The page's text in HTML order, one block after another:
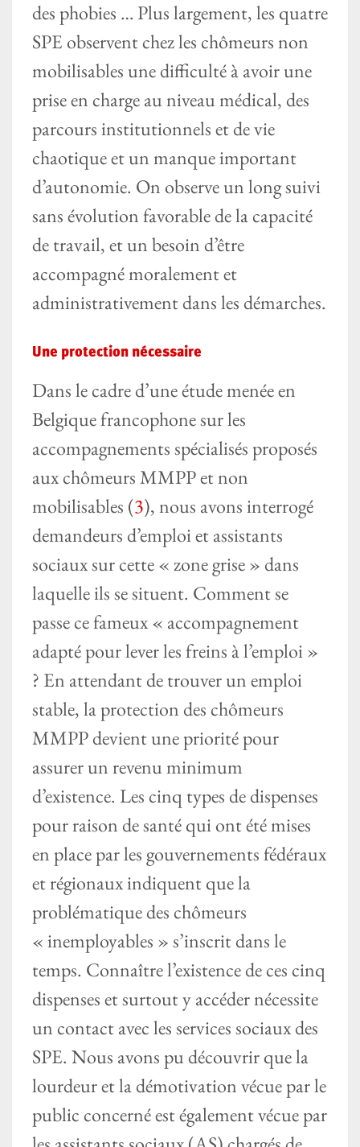
des phobies … Plus largement, les quatre
SPE observent chez les chômeurs non
mobilisables une difficulté à avoir une
prise en charge au niveau médical, des
parcours institutionnels et de vie
chaotique et un manque important
d’autonomie. On observe un long suivi
sans évolution favorable de la capacité
de travail, et un besoin d’être
accompagné moralement et
administrativement dans les démarches.
Une protection nécessaire
Dans le cadre d’une étude menée en
Belgique francophone sur les
accompagnements spécialisés proposés
aux chômeurs MMPP et non
mobilisables (3), nous avons interrogé
demandeurs d’emploi et assistants
sociaux sur cette « zone grise » dans
laquelle ils se situent. Comment se
passe ce fameux « accompagnement
adapté pour lever les freins à l’emploi »
? En attendant de trouver un emploi
stable, la protection des chômeurs
MMPP devient une priorité pour
assurer un revenu minimum
d’existence. Les cinq types de dispenses
pour raison de santé qui ont été mises
en place par les gouvernements fédéraux
et régionaux indiquent que la
problématique des chômeurs
« inemployables » s’inscrit dans le
temps. Connaître l’existence de ces cinq
dispenses et surtout y accéder nécessite
un contact avec les services sociaux des
SPE. Nous avons pu découvrir que la
lourdeur et la démotivation vécue par le
public concerné est également vécue par